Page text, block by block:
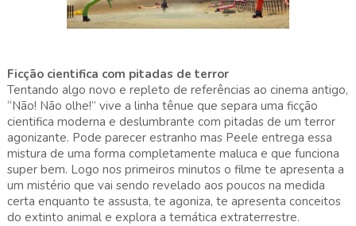
Ficção cientifica com pitadas de terror
Tentando algo novo e repleto de referências ao cinema antigo,
“Não! Não olhe!” vive a linha tênue que separa uma ficção
cientifica moderna e deslumbrante com pitadas de um terror
agonizante. Pode parecer estranho mas Peele entrega essa
mistura de uma forma completamente maluca e que funciona
super bem. Logo nos primeiros minutos o filme te apresenta a
um mistério que vai sendo revelado aos poucos na medida
certa enquanto te assusta, te agoniza, te apresenta conceitos
do extinto animal e explora a temática extraterrestre.